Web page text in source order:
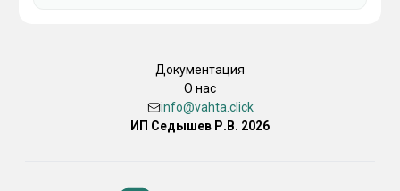
Документация
О нас
info@vahta.click
ИП Седышев Р.В. 2026